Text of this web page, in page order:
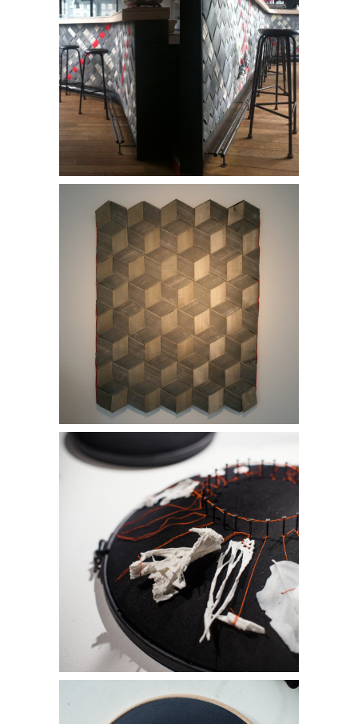
de petales en rayures
PINPON
Fire Lance Pattern I